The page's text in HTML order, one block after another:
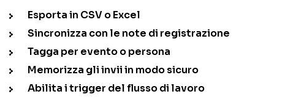
Esporta in CSV o Excel
Sincronizza con le note di registrazione
Tagga per evento o persona
Memorizza gli invii in modo sicuro
Abilita i trigger del flusso di lavoro